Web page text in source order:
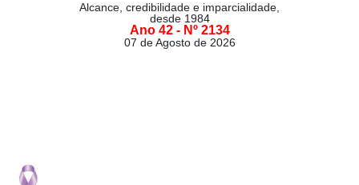
Alcance, credibilidade e imparcialidade,
desde 1984
Ano 42 - Nº 2134
07 de Agosto de 2026